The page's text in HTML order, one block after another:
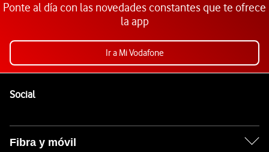
Ponte al día con las novedades constantes que te ofrece
la app
Ir a Mi Vodafone
SocialEnlaces a las redes sociales de Vodafone
Fibra y móvil